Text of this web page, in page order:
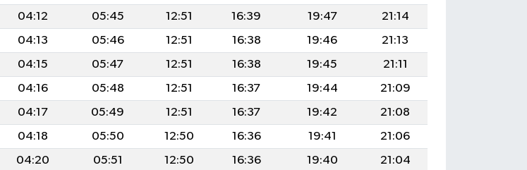
04:12 05:45 12:51 16:39 19:47
21:14
04:13 05:46 12:51 16:38 19:46
21:13
04:15 05:47 12:51 16:38 19:45
21:11
04:16 05:48 12:51 16:37 19:44
21:09
04:17 05:49 12:51 16:37 19:42
21:08
04:18 05:50 12:50 16:36 19:41
21:06
04:20 05:51 12:50 16:36 19:40
21:04